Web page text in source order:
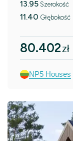
13.95 Szerokość
11.40 Głębokość
80.402zł
NP5 Houses